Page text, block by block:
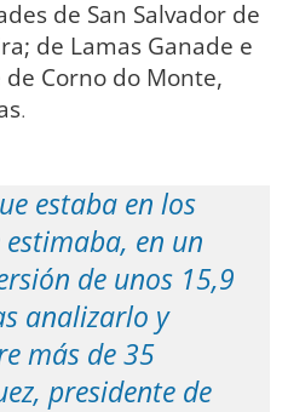
de San Salvador de
de Lamas Ganade e
Corno do Monte,
.
estaba en los
en un
de unos 15,9
analizarlo y
más de 35
presidente de